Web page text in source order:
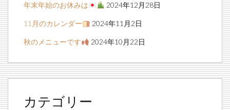
年末年始のお休みは 2024年12月28日
11月のカレンダー 2024年11月2日
秋のメニューです 2024年10月22日
カテゴリー